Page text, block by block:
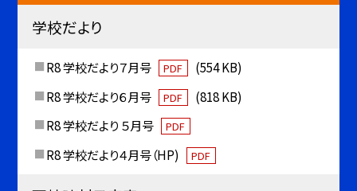
学校だより
R8 学校だより７月号 PDF
(554 KB)
R8 学校だより６月号
PDF
(818 KB)
R8 学校だより ５月号
PDF
R8 学校だより４月号（HP) PDF